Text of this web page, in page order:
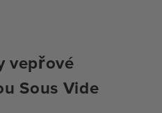
vepřové
Sous Vide